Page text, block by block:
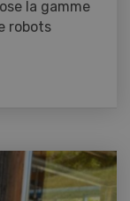
la gamme
robots